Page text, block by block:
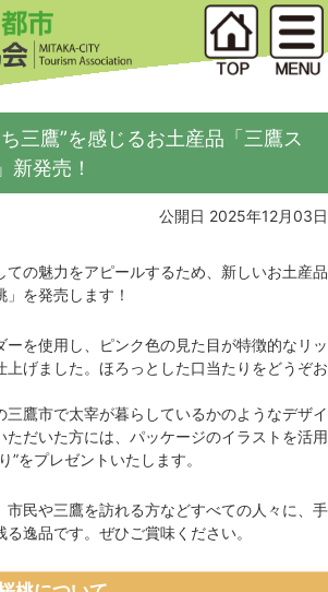
三鷹”を感じるお土産品「三鷹ス
新発売！
公開日 2025年12月03日
ての魅力をアピールするため、新しいお土産品
」を発売します！
ーを使用し、ピンク色の見た目が特徴的なリッ
上げました。ほろっとした口当たりをどうぞお
三鷹市で太宰が暮らしているかのようなデザイ
ただいた方には、パッケージのイラストを活用
”をプレゼントいたします。
市民や三鷹を訪れる方などすべての人々に、手
逸品です。ぜひご賞味ください。